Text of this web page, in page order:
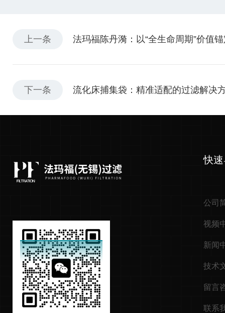
上一条 法玛福陈丹漪：以“全生命周期”价值
下一条 流化床捕集袋：精准适配的过滤解决
快
公司
视频
新闻
技术
留言
联系